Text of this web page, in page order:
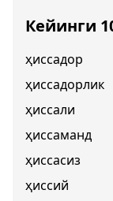
Кейинги
ҳиссадор
ҳиссадорлик
ҳиссали
ҳиссаманд
ҳиссасиз
ҳиссий